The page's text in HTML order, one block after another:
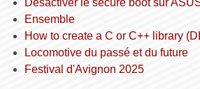
Désactiver le secure boot sur
Ensemble
How to create a C or C++ library
Locomotive du passé et du future
Festival d'Avignon 2025